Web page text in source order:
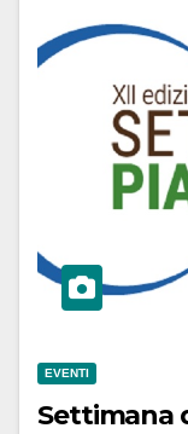
EVENTI
Settimana